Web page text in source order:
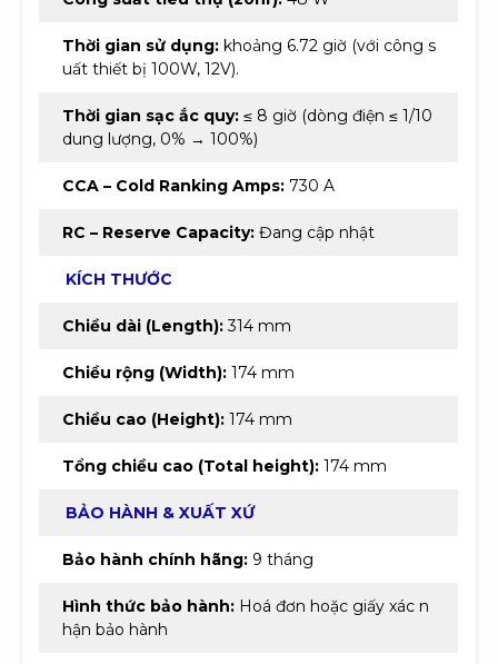
Thời gian sử dụng: khoảng 6.72 giờ (với công s
uất thiết bị 100W, 12V).
Thời gian sạc ắc quy: ≤ 8 giờ (dòng điện ≤ 1/10
dung lượng, 0% → 100%)
CCA – Cold Ranking Amps: 730 A
RC – Reserve Capacity: Đang cập nhật
KÍCH THƯỚC
Chiều dài (Length):314 mm
Chiều rộng (Width): 174 mm
Chiều cao (Height): 174 mm
Tổng chiều cao (Total height): 174 mm
BẢO HÀNH & XUẤT XỨ
Bảo hành chính hãng: 9 tháng
Hình thức bảo hành: Hoá đơn hoặc giấy xác n
hận bảo hành